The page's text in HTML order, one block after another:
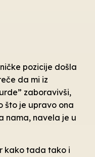
pozicije došla
da mi iz
zaboravivši,
što je upravo ona
nama, navela je u
kako tada tako i